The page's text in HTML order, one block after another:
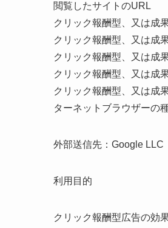
閲覧したサイトのURL
クリック報酬型、又は成
クリック報酬型、又は成
クリック報酬型、又は成
クリック報酬型、又は成
クリック報酬型、又は成
ターネットブラウザーの
外部送信先：Google LLC
利用目的
クリック報酬型広告の効